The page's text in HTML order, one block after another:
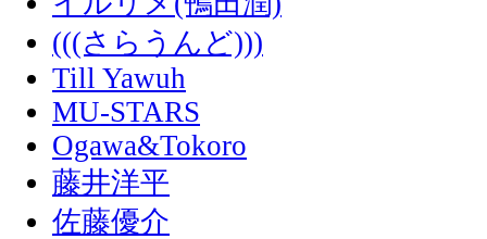
(((さらうんど)))
Till Yawuh
MU-STARS
Ogawa&Tokoro
藤井洋平
佐藤優介